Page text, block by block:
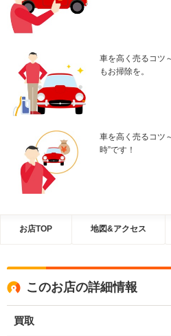
車を高く売るコツ
もお掃除を。
車を高く売るコツ
時”です！
お店TOP 地図&アクセス
このお店の詳細情報
買取